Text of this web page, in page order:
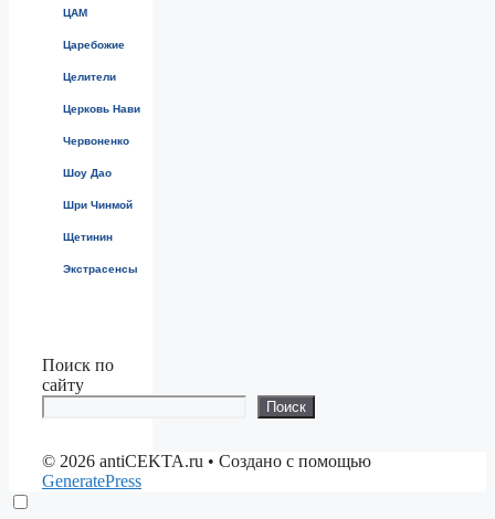
ЦАМ
Царебожие
Целители
Церковь Нави
Червоненко
Шоу Дао
Шри Чинмой
Щетинин
Экстрасенсы
Поиск по
сайту
Поиск
© 2026 antiCEKTA.ru • Создано с помощью
GeneratePress